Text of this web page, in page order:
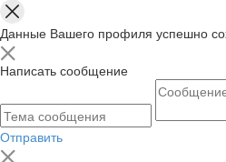
Данные Вашего профиля успешно
Написать сообщение
Отправить